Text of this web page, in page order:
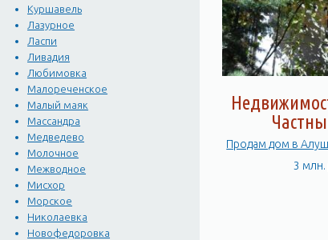
Куршавель
Лазурное
Ласпи
Ливадия
Любимовка
Малореченское
Малый маяк
Массандра
Медведево
Молочное
Межводное
Мисхор
Морское
Николаевка
Новофедоровка
Продам дом в
3 млн.